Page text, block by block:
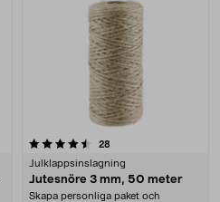
28
Julklappsinslagning
Jutesnöre 3 mm, 50 meter
Skapa personliga paket och